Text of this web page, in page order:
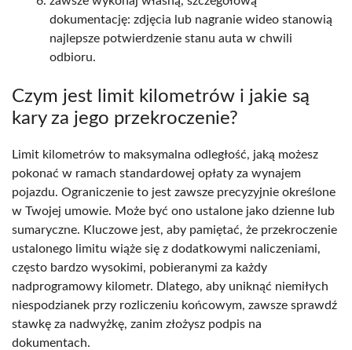
dokumentację: zdjęcia lub nagranie wideo stanowią
najlepsze potwierdzenie stanu auta w chwili
odbioru.
Czym jest limit kilometrów i jakie są
kary za jego przekroczenie?
Limit kilometrów to maksymalna odległość, jaką możesz
pokonać w ramach standardowej opłaty za wynajem
pojazdu. Ograniczenie to jest zawsze precyzyjnie określone
w Twojej umowie. Może być ono ustalone jako dzienne lub
sumaryczne. Kluczowe jest, aby pamiętać, że przekroczenie
ustalonego limitu wiąże się z dodatkowymi naliczeniami,
często bardzo wysokimi, pobieranymi za każdy
nadprogramowy kilometr. Dlatego, aby uniknąć niemiłych
niespodzianek przy rozliczeniu końcowym, zawsze sprawdź
stawkę za nadwyżkę, zanim złożysz podpis na
dokumentach.